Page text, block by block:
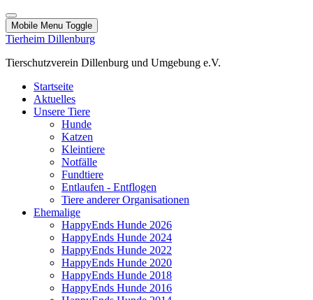
Mobile Menu Toggle
Tierheim Dillenburg
Tierschutzverein Dillenburg und Umgebung e.V.
Startseite
Aktuelles
Unsere Tiere
Hunde
Katzen
Kleintiere
Notfälle
Fundtiere
Entlaufen - Entflogen
Tiere anderer Organisationen
Ehemalige
HappyEnds Hunde 2026
HappyEnds Hunde 2024
HappyEnds Hunde 2022
HappyEnds Hunde 2020
HappyEnds Hunde 2018
HappyEnds Hunde 2016